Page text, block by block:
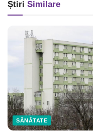
Știri Similare
SĂNĂTATE